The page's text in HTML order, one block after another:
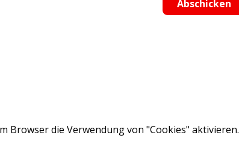
Browser die Verwendung von "Cookies" aktivieren.